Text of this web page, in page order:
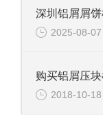
深圳铝屑屑
2025-08-07
2018-10-18